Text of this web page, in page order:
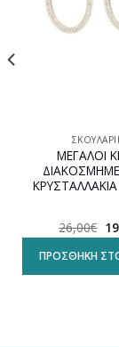
ΜΕΓΑΛΟΙ
26,00€
ΠΡΟΣΘΉΚΗ